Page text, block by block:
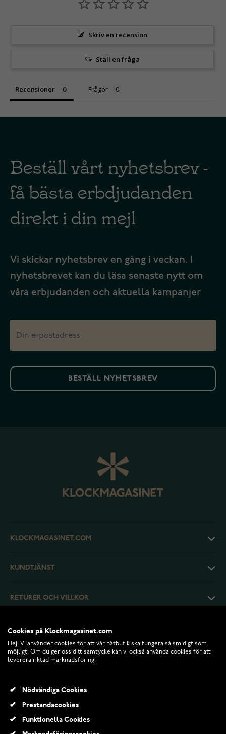
Skriv en recension
Ställ en fråga
Recensioner Frågor
Beställ vårt nyhetsbrev -
få bästa erbdjudanden
direkt i din mejl
Vi skickar nyhetsbrev en gång i veckan. I
nyhetsbrevet kan du läsa senaste nytt om
våra erbjudanden och aktuella kampanjer
BESTÄLL NYHETSBREV
KLOCKMAGASINET.COM
KUNDTJÄNST
RETURER OCH VILLKOR
INFO
Cookies på Klockmagasinet.com
Hej! Vi använder cookies för att vår nätbutik ska fungera så smidigt som
möjligt. Om du ger oss ditt samtycke kan vi också använda cookies för att
leverera riktad marknadsföring.
Nödvändiga Cookies
Prestandacookies
Funktionella Cookies